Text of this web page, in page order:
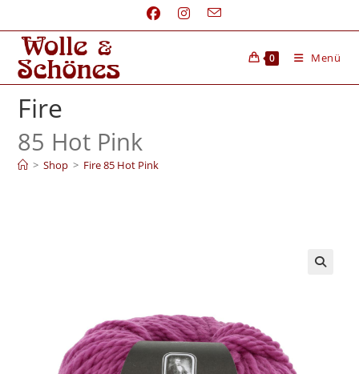
0 Menü
Fire
85 Hot Pink
> Shop > Fire 85 Hot Pink